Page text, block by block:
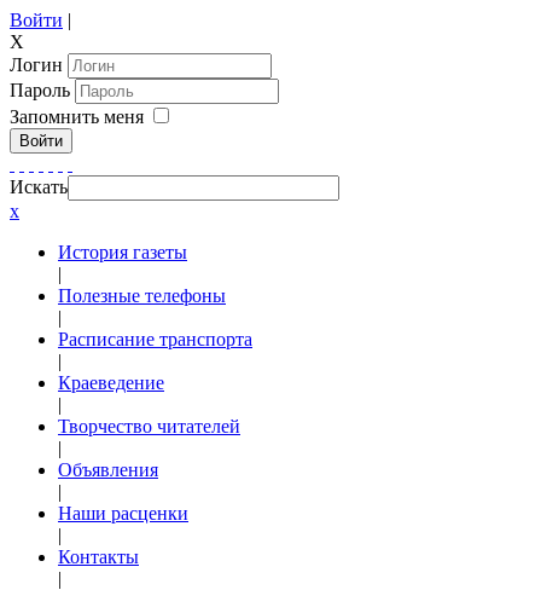
Войти |
X
Логин
Пароль
Запомнить меня
Войти
Искать
x
История газеты
|
Полезные телефоны
|
Расписание транспорта
|
Краеведение
|
Творчество читателей
|
Объявления
|
Наши расценки
|
Контакты
|